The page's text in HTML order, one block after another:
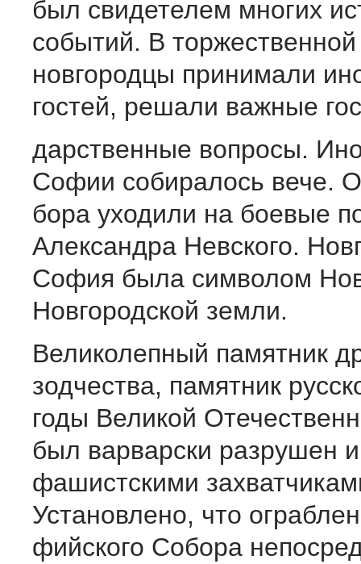
был свидетелем многих
событий. В торжественной
новгородцы принимали
гостей, решали важные
дарственные вопросы.
Софии собиралось вече.
бора уходили на боевые
Александра Невского.
София была символом
Новгородской земли.
Великолепный памятник
зодчества, памятник
годы Великой
был варварски разрушен
фашистскими
Установлено, что
фийского Собора